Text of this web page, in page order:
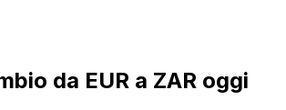
da EUR a ZAR oggi